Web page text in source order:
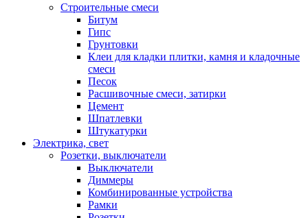
Строительные смеси
Битум
Гипс
Грунтовки
Клеи для кладки плитки, камня и кладочные
смеси
Песок
Расшивочные смеси, затирки
Цемент
Шпатлевки
Штукатурки
Электрика, свет
Розетки, выключатели
Выключатели
Диммеры
Комбинированные устройства
Рамки